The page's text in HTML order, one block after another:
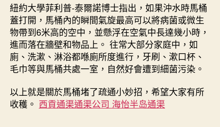
紐約大學菲利普-泰爾諾博士指出，如果沖水時馬桶
蓋打開，馬桶內的瞬間氣旋最高可以將病菌或微生
物帶到6米高的空中，並懸浮在空氣中長達幾小時，
進而落在牆壁和物品上。 往常大部分家庭中，如
廁、洗漱、淋浴都喺廁所度進行，牙刷、漱口杯、
毛巾等與馬桶共處一室，自然好會遭到細菌污染。
以上就是關於馬桶堵了疏通小妙招，希望大家有所
收穫。 西貢通渠通渠公司 海怡半岛通渠